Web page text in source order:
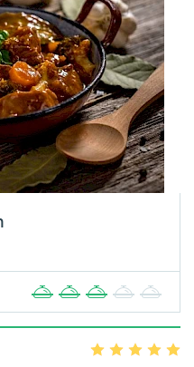
2 3 4
2 3 4